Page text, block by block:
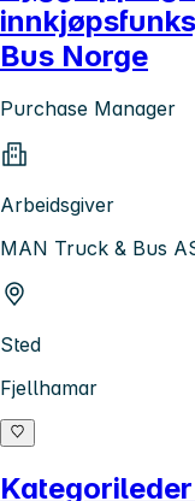
Bus Norge
Purchase Manager
Arbeidsgiver
MAN Truck & Bus
Sted
Fjellhamar